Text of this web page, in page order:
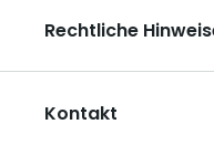
Unsere UNESCO-
Organisieren Sie Ihre
ART GE kennenlernen
Mediaroom
Rechtliche
Kontakt